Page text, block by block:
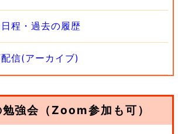
程・過去の履歴
信(アーカイブ)
強会（Zoom参加も可）